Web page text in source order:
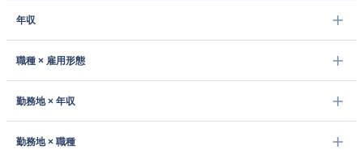
年収
職種 × 雇用形態
勤務地 × 年収
勤務地 × 職種